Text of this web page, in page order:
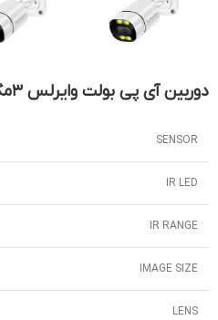
دوربین آی پی بولت وایرلس 3مگاپیکسل وارملایت تکنیکس
SENSOR
IR LED
IR RANGE
IMAGE SIZE
LENS